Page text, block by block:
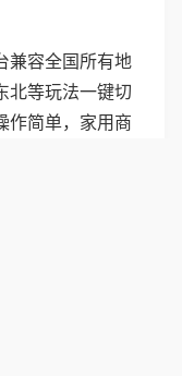
兼容全国所有地
北等玩法一键切
作简单，家用商